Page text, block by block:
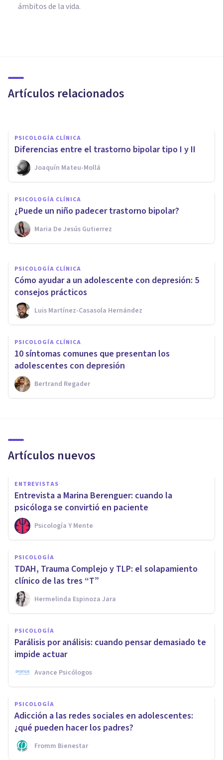
ámbitos de la vida.
Artículos relacionados
alerta
PSICOLOGÍA CLÍNICA
Diferencias entre el trastorno bipolar tipo I y II
Joaquín Mateu-Mollá
PSICOLOGÍA CLÍNICA
¿Puede un niño padecer trastorno bipolar?
Maria De Jesús Gutierrez
PSICOLOGÍA CLÍNICA
¿Cómo saber si tengo trastorno
límite de personalidad?
Psicoabreu
PSICOLOGÍA CLÍNICA
Cómo ayudar a un adolescente con depresión: 5
consejos prácticos
Luis Martínez-Casasola Hernández
PSICOLOGÍA CLÍNICA
​10 síntomas comunes que presentan los
adolescentes con depresión
Bertrand Regader
Artículos nuevos
ENTREVISTAS
Entrevista a Marina Berenguer: cuando la
psicóloga se convirtió en paciente
Psicología Y Mente
PSICOLOGÍA
TDAH, Trauma Complejo y TLP: el solapamiento
clínico de las tres “T”
Hermelinda Espinoza Jara
PSICOLOGÍA
Parálisis por análisis: cuando pensar demasiado te
impide actuar
Avance Psicólogos
PSICOLOGÍA
Adicción a las redes sociales en adolescentes:
¿qué pueden hacer los padres?
Fromm Bienestar